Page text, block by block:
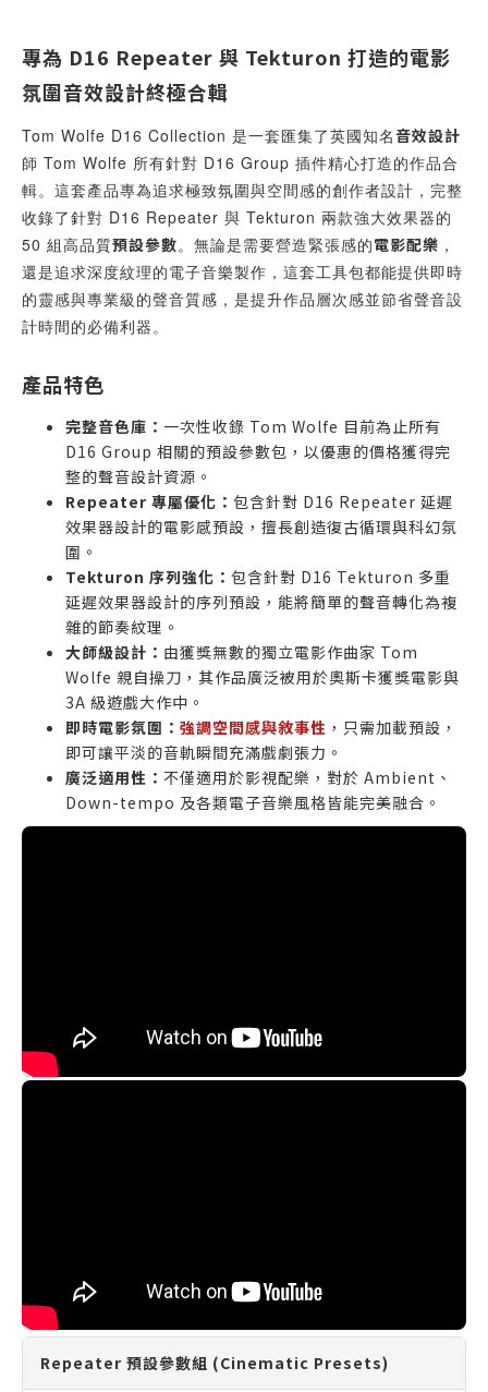
專為 D16 Repeater 與 Tekturon 打造的電影
氛圍音效設計終極合輯
Tom Wolfe D16 Collection 是一套匯集了英國知名 音效設計
師 Tom Wolfe 所有針對 D16 Group 插件精心打造的作品合
輯。這套產品專為追求極致氛圍與空間感的創作者設計，完整
收錄了針對 D16 Repeater 與 Tekturon 兩款強大效果器的
50 組高品質預設參數。無論是需要營造緊張感的電影配樂 ，
還是追求深度紋理的電子音樂製作，這套工具包都能提供即時
的靈感與專業級的聲音質感，是提升作品層次感並節省聲音設
計時間的必備利器。
產品特色
完整音色庫： 一次性收錄 Tom Wolfe 目前為止所有
D16 Group 相關的預設參數包，以優惠的價格獲得完
整的聲音設計資源。
Repeater 專屬優化： 包含針對 D16 Repeater 延遲
效果器設計的電影感預設，擅長創造復古循環與科幻氛
圍。
Tekturon 序列強化： 包含針對 D16 Tekturon 多重
延遲效果器設計的序列預設，能將簡單的聲音轉化為複
雜的節奏紋理。
大師級設計： 由獲獎無數的獨立電影作曲家 Tom
Wolfe 親自操刀，其作品廣泛被用於奧斯卡獲獎電影與
3A 級遊戲大作中。
即時電影氛圍： 強調空間感與敘事性 ，只需加載預設，
即可讓平淡的音軌瞬間充滿戲劇張力。
廣泛適用性： 不僅適用於影視配樂，對於 Ambient、
Down-tempo 及各類電子音樂風格皆能完美融合。
Repeater 預設參數組 (Cinematic Presets)